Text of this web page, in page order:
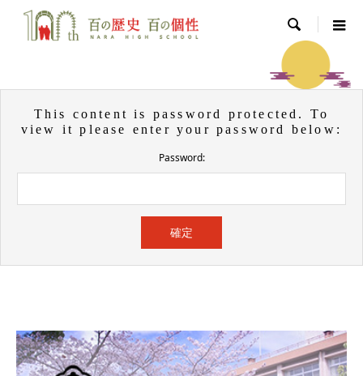

This content is password protected. To
view it please enter your password below:
Password: